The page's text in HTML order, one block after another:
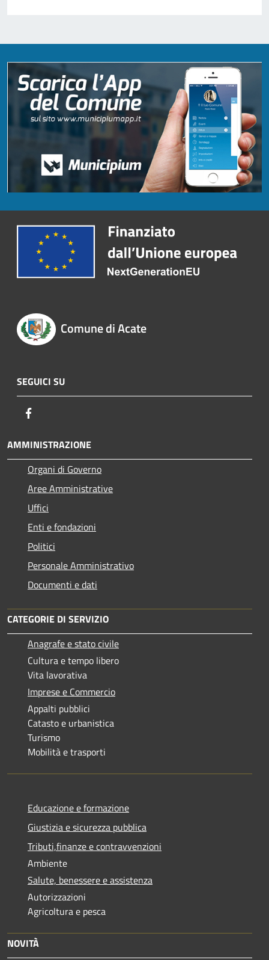
Comune di Acate
SEGUICI SU
AMMINISTRAZIONE
Organi di Governo
Aree Amministrative
Uffici
Enti e fondazioni
Politici
Personale Amministrativo
Documenti e dati
CATEGORIE DI SERVIZIO
Anagrafe e stato civile
Cultura e tempo libero
Vita lavorativa
Imprese e Commercio
Appalti pubblici
Catasto e urbanistica
Turismo
Mobilità e trasporti
Educazione e formazione
Giustizia e sicurezza pubblica
Tributi,finanze e contravvenzioni
Ambiente
Salute, benessere e assistenza
Autorizzazioni
Agricoltura e pesca
NOVITÀ